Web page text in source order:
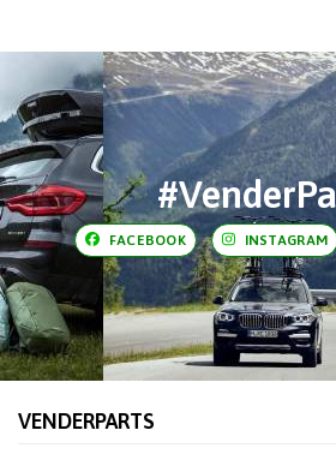
onderweg
bij
VenderParts
FACEBOOK INSTAGRAM
VENDERPARTS